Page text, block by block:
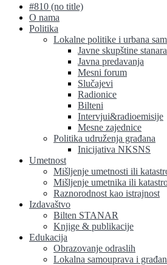
#810 (no title)
O nama
Politika
Lokalne politike i urbana
Javne skupštine stanara
Javna predavanja
Mesni forum
Slučajevi
Radionice
Bilteni
Intervjui&radioemisije
Mesne zajednice
Politika udruženja građana
Inicijativa NKSNS
Umetnost
Mišljenje umetnosti ili
Mišljenje umetnika ili
Raznorodnost kao istrajnost
Izdavaštvo
Bilten STANAR
Knjige & publikacije
Edukacija
Obrazovanje odraslih
Lokalna samouprava i